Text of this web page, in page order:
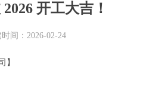
开工大吉！
】
间： 2026-02-24